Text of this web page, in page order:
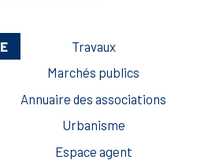
Travaux
Marchés publics
Annuaire des associations
Urbanisme
Espace agent